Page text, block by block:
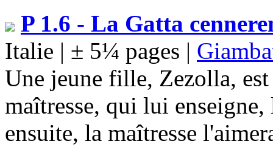
P 1.6 - La Gatta
Italie | ± 5¼ pages |
Une jeune fille, Zezolla,
maîtresse, qui lui
ensuite, la maîtresse